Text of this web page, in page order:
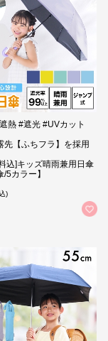
熱 #遮光 #UVカット
先【ふちフラ】を採用
込]キッズ晴雨兼用日傘
/5カラー】
)